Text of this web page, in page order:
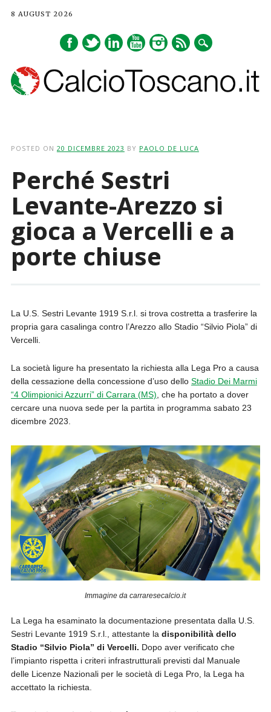
8 AUGUST 2026
POSTED ON 20 DICEMBRE 2023 BY PAOLO DE LUCA
Perché Sestri
Levante-Arezzo si
gioca a Vercelli e a
porte chiuse
La U.S. Sestri Levante 1919 S.r.l. si trova costretta a trasferire la
propria gara casalinga contro l’Arezzo allo Stadio “Silvio Piola” di
Vercelli.
La società ligure ha presentato la richiesta alla Lega Pro a causa
della cessazione della concessione d’uso dello Stadio Dei Marmi
“4 Olimpionici Azzurri” di Carrara (MS), che ha portato a dover
cercare una nuova sede per la partita in programma sabato 23
dicembre 2023.
Immagine da carraresecalcio.it
La Lega ha esaminato la documentazione presentata dalla U.S.
Sestri Levante 1919 S.r.l., attestante la disponibilità dello
Stadio “Silvio Piola” di Vercelli. Dopo aver verificato che
l’impianto rispetta i criteri infrastrutturali previsti dal Manuale
delle Licenze Nazionali per le società di Lega Pro, la Lega ha
accettato la richiesta.